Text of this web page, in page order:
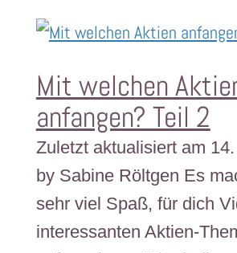
Mit welchen
anfangen? Teil 2
Zuletzt aktualisiert am
by Sabine Röltgen Es
sehr viel Spaß, für dich
interessanten Aktien-